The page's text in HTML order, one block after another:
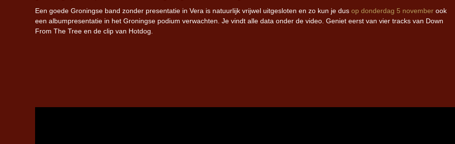
Een goede Groningse band zonder presentatie in Vera is natuurlijk vrijwel uitgesloten en zo kun je dus op donderdag 5 november ook
een albumpresentatie in het Groningse podium verwachten. Je vindt alle data onder de video. Geniet eerst van vier tracks van Down
From The Tree en de clip van Hotdog.